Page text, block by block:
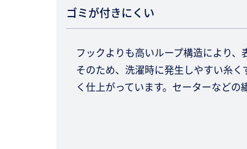
ゴミが付きにくい
フックよりも高いループ構造により、
そのため、洗濯時に発生しやすい糸
く仕上がっています。セーターなどの